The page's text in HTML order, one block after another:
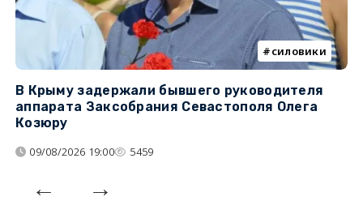
силовики
В Крыму задержали бывшего руководителя
аппарата Заксобрания Севастополя Олега
Козюру
09/08/2026 19:00 5459